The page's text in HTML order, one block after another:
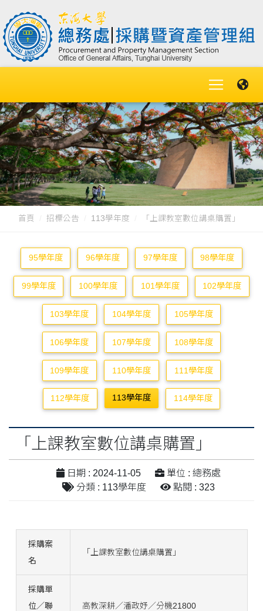
首頁 招標公告 113學年度 「上課教室數位講桌購置」
95學年度 96學年度 97學年度 98學年度
99學年度 100學年度 101學年度 102學年度
103學年度 104學年度 105學年度
106學年度 107學年度 108學年度
109學年度 110學年度 111學年度
112學年度 113學年度 114學年度
「上課教室數位講桌購置」
日期 : 2024-11-05
單位 : 總務處
分類 : 113學年度
點閱 : 323
採購案
名
「上課教室數位講桌購置」
採購單
位／聯
高教深耕／潘政妤／分機21800